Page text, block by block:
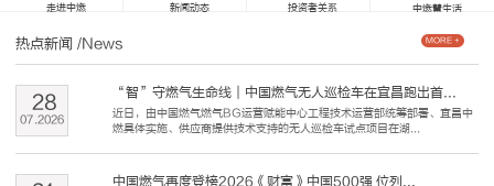
走进中燃 新闻动态 投资者关系 中燃慧生活
热点新闻 /News
“智”守燃气生命线｜中国燃气无人巡检车在宜昌跑出首...
近日，由中国燃气燃气BG运营赋能中心工程技术运营部统筹部署、宜昌中
燃具体实施、供应商提供技术支持的无人巡检车试点项目在湖...
07.2026
28
中国燃气再度登榜2026《财富》中国500强 位列...
MORE +